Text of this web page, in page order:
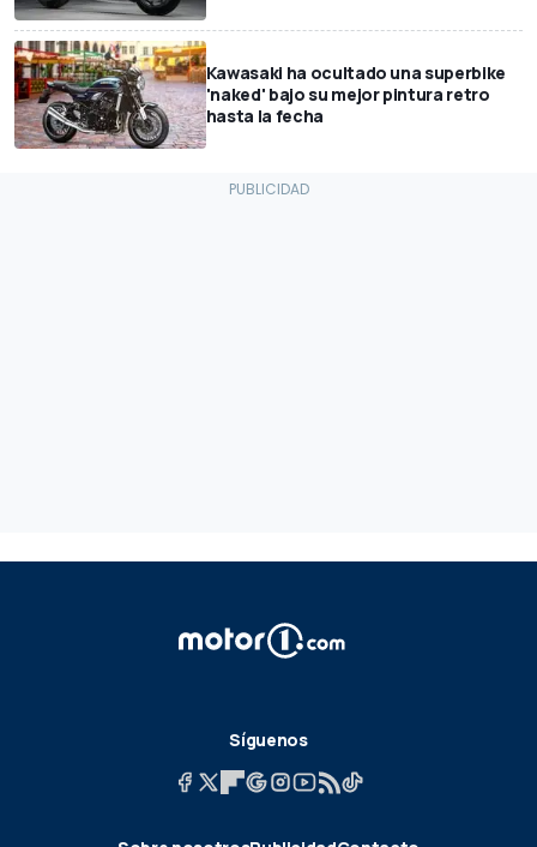
Kawasaki ha ocultado una superbike
'naked' bajo su mejor pintura retro
hasta la fecha
Síguenos